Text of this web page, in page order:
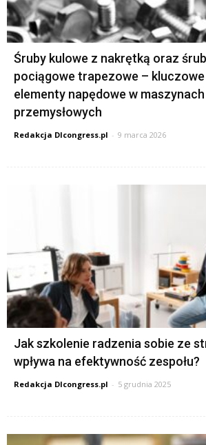
Śruby kulowe z nakrętką oraz
pociągowe trapezowe – kluczowe
elementy napędowe w maszynach
przemysłowych
Redakcja Dlcongress.pl - 9 marca 2026
Jak szkolenie radzenia sobie ze
wpływa na efektywność zespołu?
Redakcja Dlcongress.pl - 5 grudnia 2025